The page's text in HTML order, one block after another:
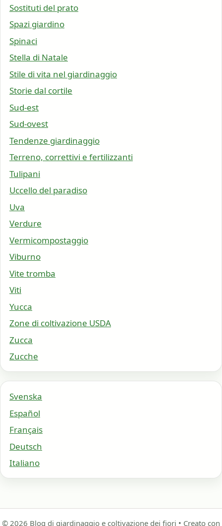
Sostituti del prato
Spazi giardino
Spinaci
Stella di Natale
Stile di vita nel giardinaggio
Storie dal cortile
Sud-est
Sud-ovest
Tendenze giardinaggio
Terreno, correttivi e fertilizzanti
Tulipani
Uccello del paradiso
Uva
Verdure
Vermicompostaggio
Viburno
Vite tromba
Viti
Yucca
Zone di coltivazione USDA
Zucca
Zucche
Svenska
Español
Français
Deutsch
Italiano
© 2026 Blog di giardinaggio e coltivazione dei fiori • Creato con